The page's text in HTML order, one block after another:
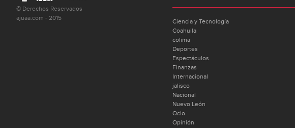
© Derechos Reservados
ajuaa.com - 2015
Ciencia y Tecnología
Coahuila
colima
Deportes
Espectáculos
Finanzas
Internacional
jalisco
Nacional
Nuevo León
Ocio
Opinión